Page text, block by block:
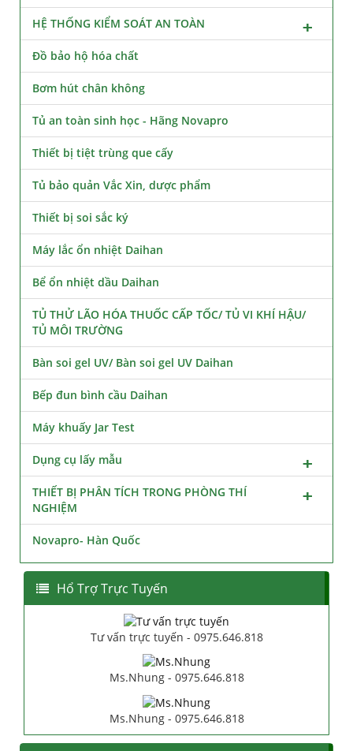
HỆ THỐNG KIỂM SOÁT AN TOÀN
Đồ bảo hộ hóa chất
Bơm hút chân không
Tủ an toàn sinh học - Hãng Novapro
Thiết bị tiệt trùng que cấy
Tủ bảo quản Vắc Xin, dược phẩm
Thiết bị soi sắc ký
Máy lắc ổn nhiệt Daihan
Bể ổn nhiệt dầu Daihan
TỦ THỬ LÃO HÓA THUỐC CẤP TỐC/ TỦ VI KHÍ HẬU/
TỦ MÔI TRƯỜNG
Bàn soi gel UV/ Bàn soi gel UV Daihan
Bếp đun bình cầu Daihan
Máy khuấy Jar Test
Dụng cụ lấy mẫu
THIẾT BỊ PHÂN TÍCH TRONG PHÒNG THÍ
NGHIỆM
Novapro- Hàn Quốc
Hổ Trợ Trực Tuyến
Tư vấn trực tuyến - 0975.646.818
Ms.Nhung - 0975.646.818
Ms.Nhung - 0975.646.818